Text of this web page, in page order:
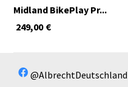
Midland BikePlay Pr...
€
249,00
@AlbrechtDeutschland